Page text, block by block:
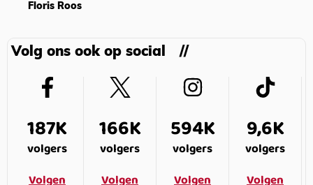
Floris Roos
Volg ons ook op social
187K
volgers
Volgen
166K
volgers
Volgen
594K
volgers
Volgen
9,6K
volgers
Volgen